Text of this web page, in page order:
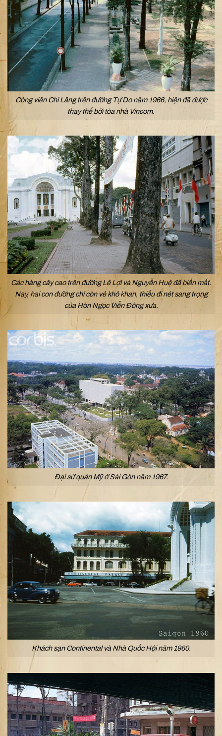
Công viên Chi Lăng trên đường Tự Do năm 1966, hiện đã được
thay thế bởi tòa nhà Vincom.
Các hàng cây cao trên đường Lê Lợi và Nguyễn Huệ đã biến mất.
Nay, hai con đường chỉ còn vẻ khô khan, thiếu đi nét sang trọng
của Hòn Ngọc Viễn Đông xưa.
Đại sứ quán Mỹ ở Sài Gòn năm 1967.
Khách sạn Continental và Nhà Quốc Hội năm 1960.